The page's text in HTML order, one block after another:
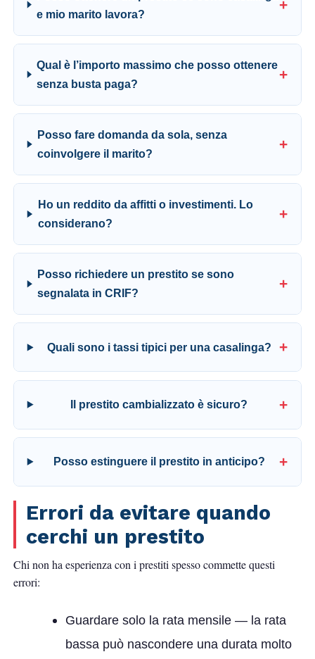
e mio marito lavora?
Qual è l’importo massimo che posso ottenere
senza busta paga?
Posso fare domanda da sola, senza
coinvolgere il marito?
Ho un reddito da affitti o investimenti. Lo
considerano?
Posso richiedere un prestito se sono
segnalata in CRIF?
Quali sono i tassi tipici per una casalinga?
Il prestito cambializzato è sicuro?
Posso estinguere il prestito in anticipo?
Errori da evitare quando
cerchi un prestito
Chi non ha esperienza con i prestiti spesso commette questi
errori:
Guardare solo la rata mensile— la rata
bassa può nascondere una durata molto